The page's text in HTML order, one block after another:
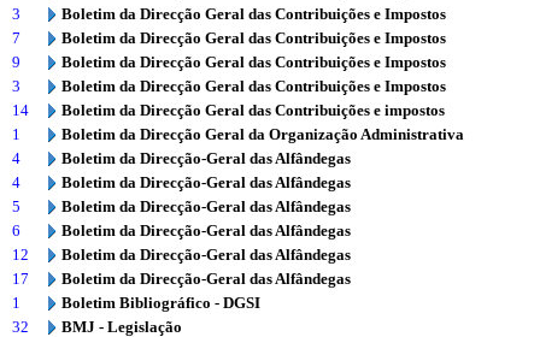
3
Boletim da Direcção Geral das Contribuições e Impostos
7
Boletim da Direcção Geral das Contribuições e Impostos
9
Boletim da Direcção Geral das Contribuições e Impostos
3
Boletim da Direcção Geral das Contribuições e Impostos
14
Boletim da Direcção Geral das Contribuições e impostos
1
Boletim da Direcção Geral da Organização Administrativa
4
Boletim da Direcção-Geral das Alfândegas
4
Boletim da Direcção-Geral das Alfândegas
5
Boletim da Direcção-Geral das Alfândegas
6
Boletim da Direcção-Geral das Alfândegas
12
Boletim da Direcção-Geral das Alfândegas
17
Boletim da Direcção-Geral das Alfândegas
1
Boletim Bibliográfico - DGSI
32
BMJ - Legislação